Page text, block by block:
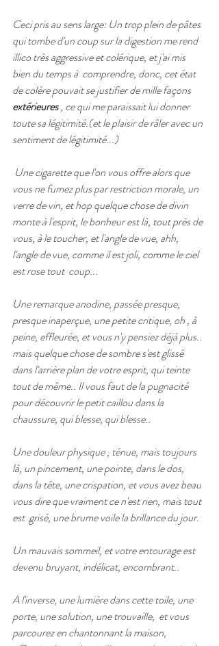
Ceci pris au sens large: Un trop plein de pâtes
qui tombe d'un coup sur la digestion me rend
illico très aggressive et colérique, et j'ai mis
bien du temps à  comprendre, donc, cet état
de colère pouvait se justifier de mille façons
extérieures , ce qui me paraissait lui donner
toute sa légitimité.(et le plaisir de râler avec un
sentiment de légitimité...)
Une cigarette que l'on vous offre alors que
vous ne fumez plus par restriction morale, un
verre de vin, et hop quelque chose de divin
monte à l'esprit, le bonheur est là, tout près de
vous, à le toucher, et l'angle de vue, ahh,
l'angle de vue, comme il est joli, comme le ciel
est rose tout  coup...
Une remarque anodine, passée presque,
presque inaperçue, une petite critique, oh , à
peine, effleurée, et vous n'y pensiez déjà plus..
mais quelque chose de sombre s'est glissé
dans l'arrière plan de votre esprit, qui teinte
tout de même.. Il vous faut de la pugnacité
pour découvrir le petit caillou dans la
chaussure, qui blesse, qui blesse..
Une douleur physique , ténue, mais toujours
là, un pincement, une pointe, dans le dos,
dans la tête, une crispation, et vous avez beau
vous dire que vraiment ce n'est rien, mais tout
est  grisé, une brume voile la brillance du jour.
Un mauvais sommeil, et votre entourage est
devenu bruyant, indélicat, encombrant..
A l'inverse, une lumière dans cette toile, une
porte, une solution, une trouvaille,  et vous
parcourez en chantonnant la maison,